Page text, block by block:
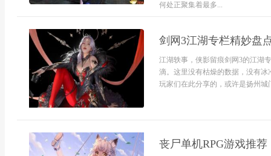
何处正聚集着最多...
剑网3江湖专栏精妙盘
江湖轶事，侠影留痕剑网3的江湖
滴。这里没有枯燥的数据，没有
玩家们在此分享的，或许是扬州城
丧尸单机RPG游戏推